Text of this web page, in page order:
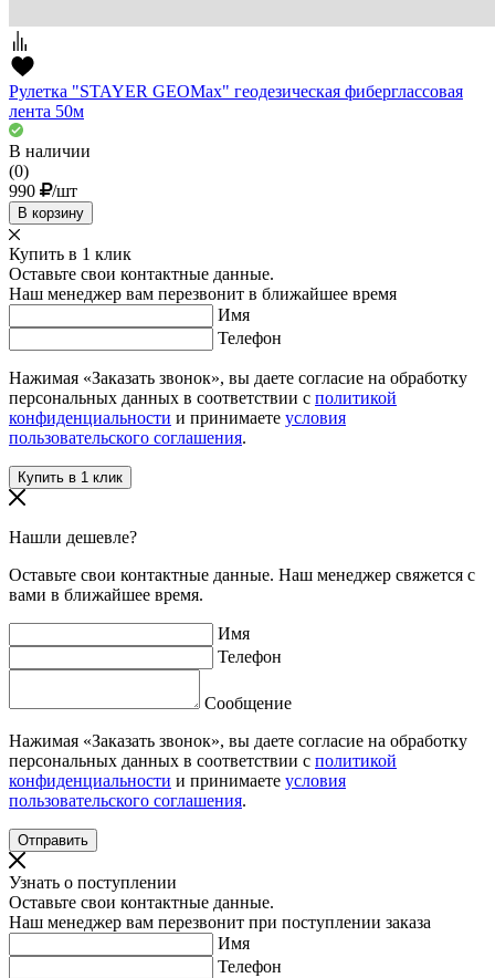
Рулетка "STAYER GEOMax" геодезическая фиберглассовая
лента 50м
В наличии
(0)
990
/шт
В корзину
Купить в 1 клик
Оставьте свои контактные данные.
Наш менеджер вам перезвонит в ближайшее время
Имя
Телефон
Нажимая «Заказать звонок», вы даете согласие на обработку
персональных данных в соответствии с политикой
конфиденциальности и принимаете условия
пользовательского соглашения.
Нашли дешевле?
Оставьте свои контактные данные. Наш менеджер свяжется с
вами в ближайшее время.
Имя
Телефон
Сообщение
Нажимая «Заказать звонок», вы даете согласие на обработку
персональных данных в соответствии с политикой
конфиденциальности и принимаете условия
пользовательского соглашения.
Узнать о поступлении
Оставьте свои контактные данные.
Наш менеджер вам перезвонит при поступлении заказа
Имя
Телефон